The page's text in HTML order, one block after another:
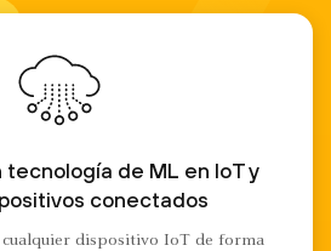
de ML en IoT y
conectados
dispositivo IoT de forma